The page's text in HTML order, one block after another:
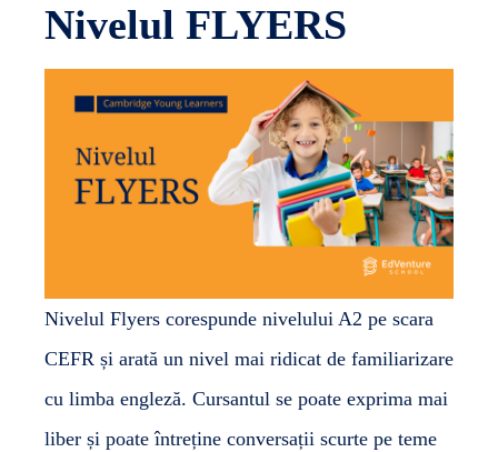
Nivelul FLYERS
Nivelul Flyers corespunde nivelului A2 pe scara
CEFR și arată un nivel mai ridicat de familiarizare
cu limba engleză. Cursantul se poate exprima mai
liber și poate întreține conversații scurte pe teme